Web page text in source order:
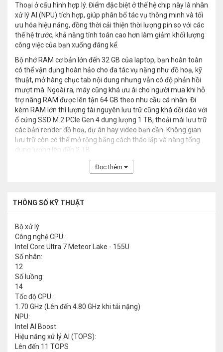
Thoại ở cấu hình hợp lý. Điểm đặc biệt ở thế hệ chip này là nhân
xử lý AI (NPU) tích hợp, giúp phân bổ tác vụ thông minh và tối
ưu hóa hiệu năng, đồng thời cải thiện thời lượng pin so với các
thế hệ trước, khả năng tính toán cao hơn làm giảm khối lượng
công việc của bạn xuống đáng kể.
Bộ nhớ RAM cơ bản lớn đến 32 GB của laptop, bạn hoàn toàn
có thể vận dụng hoàn hảo cho đa tác vụ nặng như đồ hoạ, kỹ
thuật, mở hàng chục tab nội dung nhưng vẫn có độ phản hồi
mượt mà. Ngoài ra, máy cũng khá ưu ái cho người mua khi hỗ
trợ nâng RAM được lên tận 64 GB theo nhu cầu cá nhân. Đi
kèm RAM lớn thì lượng tài nguyên lưu trữ cũng khá dồi dào với
ổ cứng SSD M.2 PCIe Gen 4 dung lượng 1 TB, thoải mái lưu trữ
các bản render đồ hoạ, dự án hay video bạn cần. Không gian
lưu trữ còn có thể mở rộng bằng cách tháo lắp và nâng tổng
dung lượng lên đến 2 TB.
Đọc thêm
THÔNG SỐ KỸ THUẬT
Bộ xử lý
Công nghệ CPU:
Intel Core Ultra 7 Meteor Lake - 155U
Số nhân:
12
Số luồng:
14
Tốc độ CPU:
1.70 GHz (Lên đến 4.80 GHz khi tải nặng)
NPU:
Intel AI Boost
Hiệu năng xử lý AI (TOPS):
Lên đến 11 TOPS